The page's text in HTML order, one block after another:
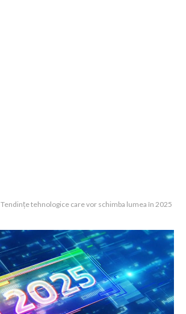
Tendințe tehnologice care vor schimba lumea în 2025